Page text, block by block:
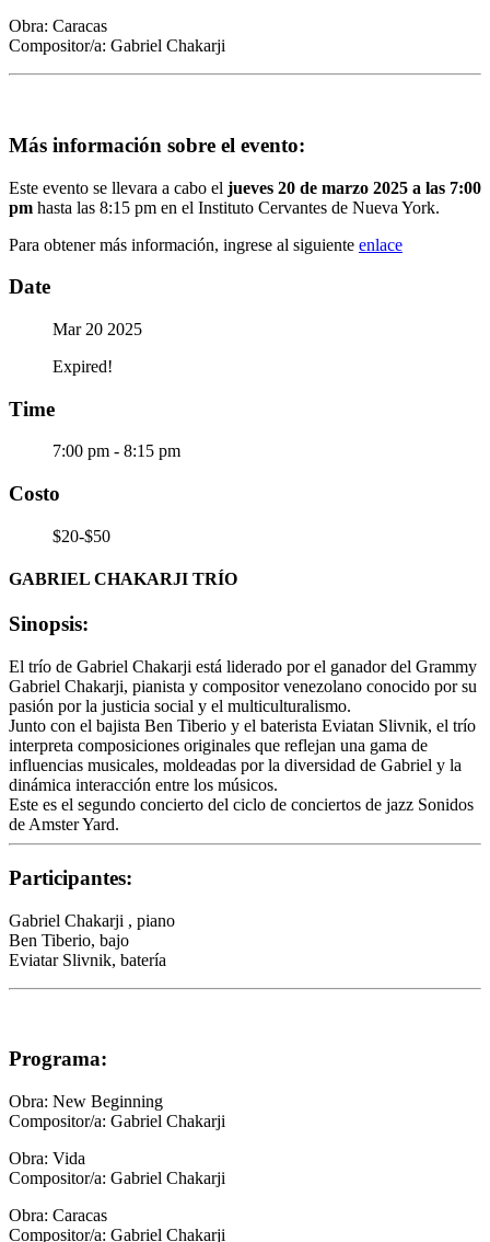
Obra: Caracas
Compositor/a: Gabriel Chakarji
Más información sobre el evento:
Este evento se llevara a cabo el jueves 20 de marzo 2025 a las 7:00
pm hasta las 8:15 pm en el Instituto Cervantes de Nueva York.
Para obtener más información, ingrese al siguiente enlace
Date
Mar 20 2025
Expired!
Time
7:00 pm - 8:15 pm
Costo
$20-$50
GABRIEL CHAKARJI TRÍO
Sinopsis:
El trío de Gabriel Chakarji está liderado por el ganador del Grammy
Gabriel Chakarji, pianista y compositor venezolano conocido por su
pasión por la justicia social y el multiculturalismo.
Junto con el bajista Ben Tiberio y el baterista Eviatan Slivnik, el trío
interpreta composiciones originales que reflejan una gama de
influencias musicales, moldeadas por la diversidad de Gabriel y la
dinámica interacción entre los músicos.
Este es el segundo concierto del ciclo de conciertos de jazz Sonidos
de Amster Yard.
Participantes:
Gabriel Chakarji , piano
Ben Tiberio, bajo
Eviatar Slivnik, batería
Programa:
Obra: New Beginning
Compositor/a: Gabriel Chakarji
Obra: Vida
Compositor/a: Gabriel Chakarji
Obra: Caracas
Compositor/a: Gabriel Chakarji